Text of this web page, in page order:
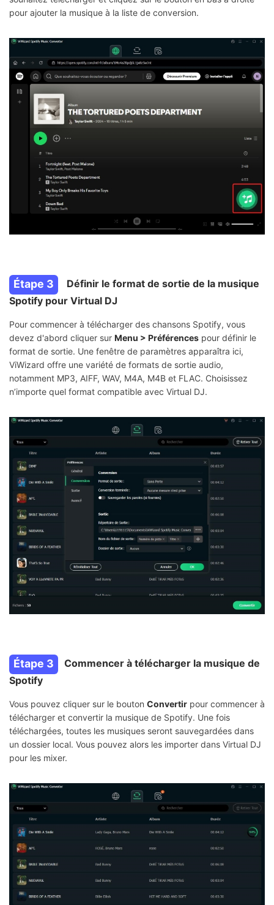
pour ajouter la musique à la liste de conversion.
Étape 3
Définir le format de sortie de la musique
Spotify pour Virtual DJ
Pour commencer à télécharger des chansons Spotify, vous
devez d'abord cliquer sur Menu > Préférences pour définir le
format de sortie. Une fenêtre de paramètres apparaîtra ici,
ViWizard offre une variété de formats de sortie audio,
notamment MP3, AIFF, WAV, M4A, M4B et FLAC. Choisissez
n’importe quel format compatible avec Virtual DJ.
Étape 3
Commencer à télécharger la musique de
Spotify
Vous pouvez cliquer sur le bouton Convertir pour commencer à
télécharger et convertir la musique de Spotify. Une fois
téléchargées, toutes les musiques seront sauvegardées dans
un dossier local. Vous pouvez alors les importer dans Virtual DJ
pour les mixer.